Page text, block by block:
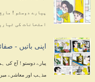
پیارے دوستو !
امتحانات کی
اپنی باتیں -
پیارے دوستو ! آج کی
مذہب اور معاشرے